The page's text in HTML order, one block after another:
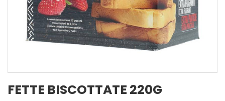
FETTE BISCOTTATE 220G